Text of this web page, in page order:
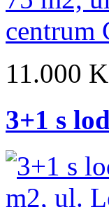
11.000
3+1 s